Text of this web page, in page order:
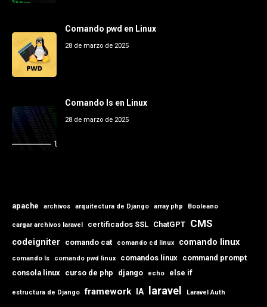
Comando pwd en Linux
28 de marzo de 2025
Comando ls en Linux
28 de marzo de 2025
apache archivos arquitectura de Django array php Booleano
cargar archivos laravel certificados SSL ChatGPT CMS
codeigniter comando cat comando cd linux comando linux
comando ls comando pwd linux comandos linux command prompt
consola linux curso de php django echo else if
estructura de Django framework IA laravel Laravel Auth